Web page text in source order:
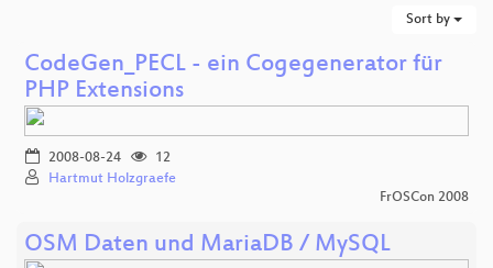
Sort by
CodeGen_PECL - ein Cogegenerator für
PHP Extensions
2008-08-24
12
Hartmut Holzgraefe
FrOSCon 2008
OSM Daten und MariaDB / MySQL